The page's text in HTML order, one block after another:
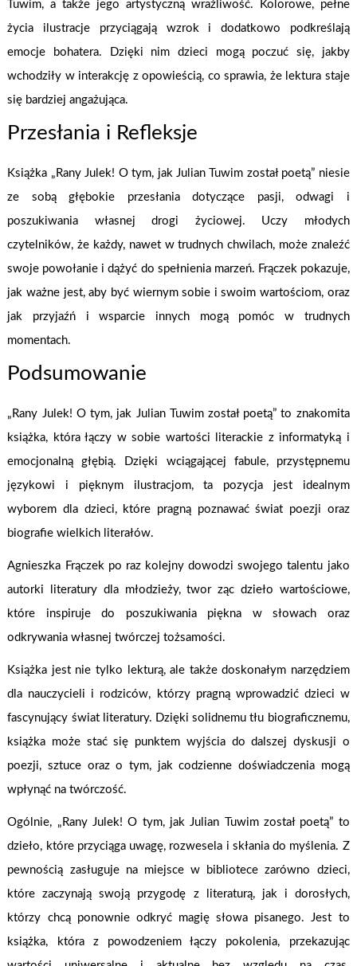
Tuwim, a także jego artystyczną wrażliwość. Kolorowe, pełne
życia ilustracje przyciągają wzrok i dodatkowo podkreślają
emocje bohatera. Dzięki nim dzieci mogą poczuć się, jakby
wchodziły w interakcję z opowieścią, co sprawia, że lektura staje
się bardziej angażująca.
Przesłania i Refleksje
Książka „Rany Julek! O tym, jak Julian Tuwim został poetą” niesie
ze sobą głębokie przesłania dotyczące pasji, odwagi i
poszukiwania własnej drogi życiowej. Uczy młodych
czytelników, że każdy, nawet w trudnych chwilach, może znaleźć
swoje powołanie i dążyć do spełnienia marzeń. Frączek pokazuje,
jak ważne jest, aby być wiernym sobie i swoim wartościom, oraz
jak przyjaźń i wsparcie innych mogą pomóc w trudnych
momentach.
Podsumowanie
„Rany Julek! O tym, jak Julian Tuwim został poetą” to znakomita
książka, która łączy w sobie wartości literackie z informatyką i
emocjonalną głębią. Dzięki wciągającej fabule, przystępnemu
językowi i pięknym ilustracjom, ta pozycja jest idealnym
wyborem dla dzieci, które pragną poznawać świat poezji oraz
biografie wielkich literałów.
Agnieszka Frączek po raz kolejny dowodzi swojego talentu jako
autorki literatury dla młodzieży, twor ząc dzieło wartościowe,
które inspiruje do poszukiwania piękna w słowach oraz
odkrywania własnej twórczej tożsamości.
Książka jest nie tylko lekturą, ale także doskonałym narzędziem
dla nauczycieli i rodziców, którzy pragną wprowadzić dzieci w
fascynujący świat literatury. Dzięki solidnemu tłu biograficznemu,
książka może stać się punktem wyjścia do dalszej dyskusji o
poezji, sztuce oraz o tym, jak codzienne doświadczenia mogą
wpłynąć na twórczość.
Ogólnie, „Rany Julek! O tym, jak Julian Tuwim został poetą” to
dzieło, które przyciąga uwagę, rozwesela i skłania do myślenia. Z
pewnością zasługuje na miejsce w bibliotece zarówno dzieci,
które zaczynają swoją przygodę z literaturą, jak i dorosłych,
którzy chcą ponownie odkryć magię słowa pisanego. Jest to
książka, która z powodzeniem łączy pokolenia, przekazując